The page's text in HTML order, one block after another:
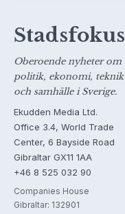
Stadsfokus
Oberoende nyheter om
politik, ekonomi, teknik
och samhälle i Sverige.
Ekudden Media Ltd.
Office 3.4, World Trade
Center, 6 Bayside Road
Gibraltar GX11 1AA
+46 8 525 032 90
Companies House
Gibraltar: 132901